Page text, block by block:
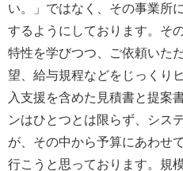
い。」ではなく、その事業所
するようにしております。そ
特性を学びつつ、ご依頼いた
望、給与規程などをじっくり
入支援を含めた見積書と提案
ンはひとつとは限らず、シス
が、その中から予算にあわせ
行こうと思っております。規